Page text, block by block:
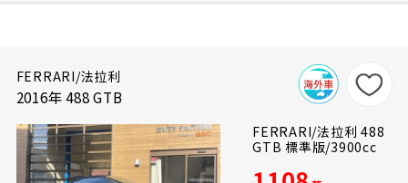
FERRARI/法拉利
2016年 488 GTB
FERRARI/法拉利 488
GTB 標準版/3900cc